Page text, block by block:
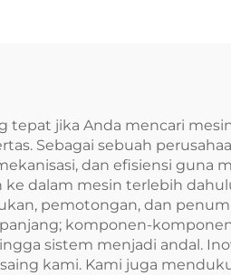
tepat jika Anda mencari
Sebagai sebuah
dan efisiensi guna
dalam mesin terlebih
pemotongan, dan
komponen-
sistem menjadi andal.
kami. Kami juga